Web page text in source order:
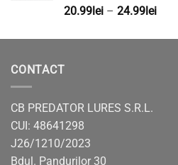
20.99lei – 24.99lei
CONTACT
CB PREDATOR LURES S.R.L.
CUI: 48641298
J26/1210/2023
Bdul. Pandurilor 30